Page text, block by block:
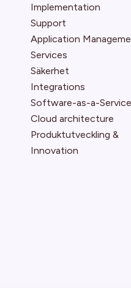
Implementation
Support
Application
Services
Säkerhet
Integrations
Software-as-a-Service
Cloud architecture
Produktutveckling &
Innovation